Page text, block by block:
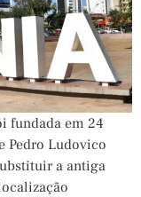
fundada em 24
Pedro Ludovico
a antiga